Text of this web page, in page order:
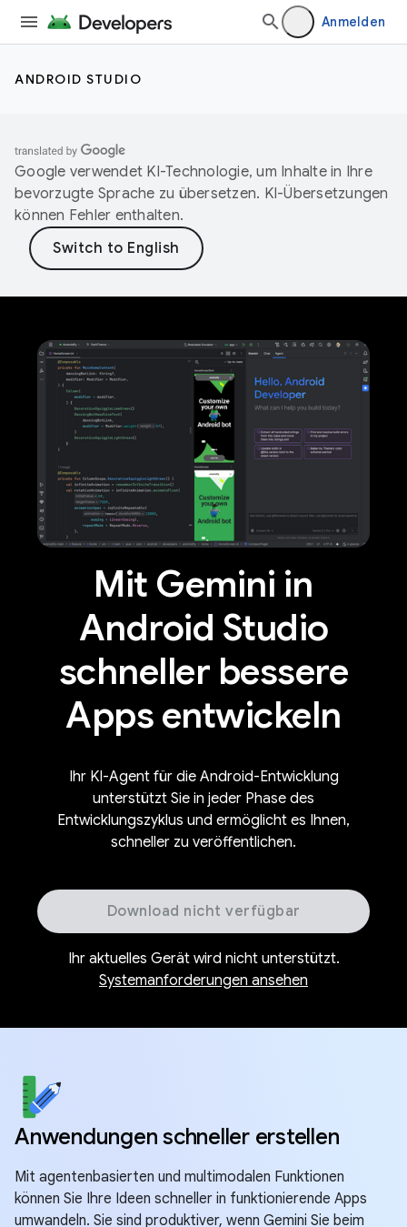
Anmelden
ANDROID STUDIO
Google verwendet KI-Technologie, um Inhalte in Ihre
bevorzugte Sprache zu übersetzen. KI-Übersetzungen
können Fehler enthalten.
Mit Gemini in
Android Studio
schneller bessere
Apps entwickeln
Ihr KI-Agent für die Android-Entwicklung
unterstützt Sie in jeder Phase des
Entwicklungszyklus und ermöglicht es Ihnen,
schneller zu veröffentlichen.
Download nicht verfügbar
Ihr aktuelles Gerät wird nicht unterstützt.
Systemanforderungen ansehen
Anwendungen schneller erstellen
Mit agentenbasierten und multimodalen Funktionen
können Sie Ihre Ideen schneller in funktionierende Apps
umwandeln. Sie sind produktiver, wenn Gemini Sie beim